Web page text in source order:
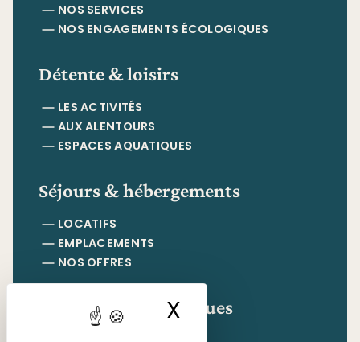
X Masquer le
NOS SERVICES
NOS ENGAGEMENTS ÉCOLOGIQUES
Détente & loisirs
LES ACTIVITÉS
AUX ALENTOURS
ESPACES AQUATIQUES
Séjours & hébergements
LOCATIFS
EMPLACEMENTS
NOS OFFRES
Informations pratiques